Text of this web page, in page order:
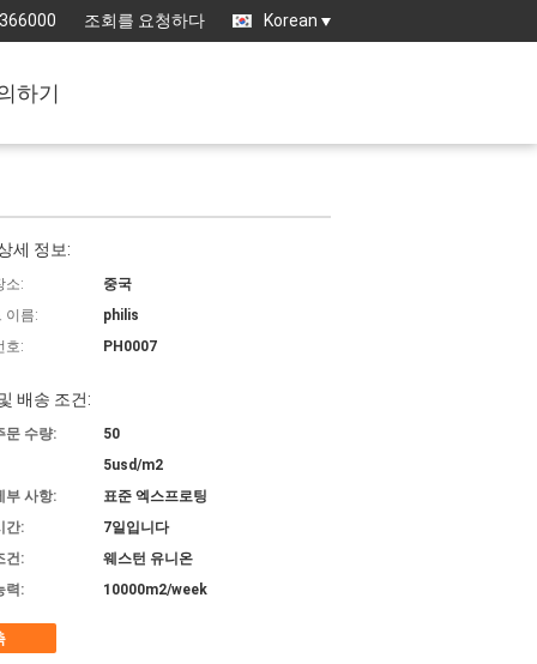
조회를 요청하다 Korean
하기
세 정보:
소:
중국
이름:
philis
호:
PH0007
배송 조건:
문 수량:
50
5usd/m2
부 사항:
표준 엑스프로팅
간:
7일입니다
건:
웨스턴 유니온
력:
10000m2/week